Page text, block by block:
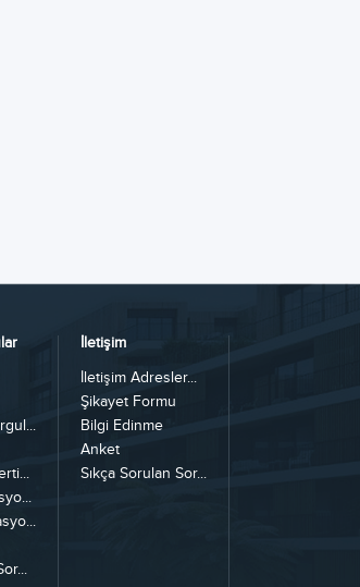
İletişim
İletişim Adresler...
Şikayet Formu
Bilgi Edinme
Anket
Sıkça Sorulan Sor...